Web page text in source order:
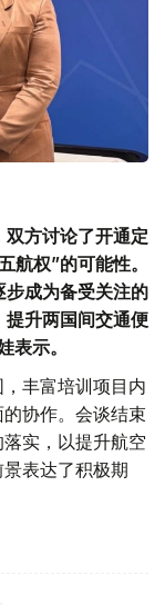
方讨论了开通定
航权”的可能性。
成为备受关注的
升两国间交通便
表示。
丰富培训项目内
协作。会谈结束
实，以提升航空
表达了积极期